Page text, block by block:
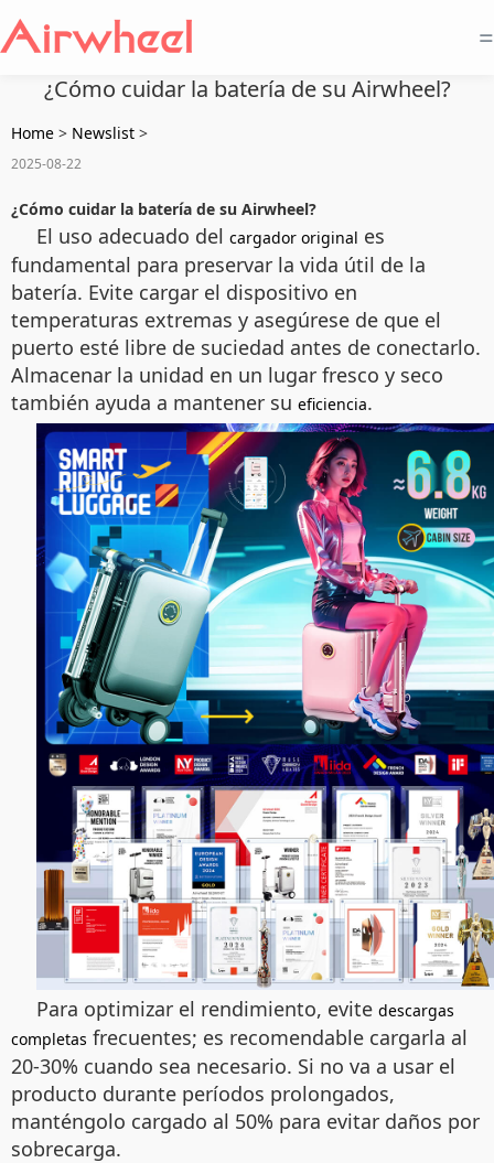
=
¿Cómo cuidar la batería de su Airwheel?
Home > Newslist >
2025-08-22
¿Cómo cuidar la batería de su Airwheel?
El uso adecuado del cargador original es
fundamental para preservar la vida útil de la
batería. Evite cargar el dispositivo en
temperaturas extremas y asegúrese de que el
puerto esté libre de suciedad antes de conectarlo.
Almacenar la unidad en un lugar fresco y seco
también ayuda a mantener su eficiencia.
Para optimizar el rendimiento, evite descargas
completas frecuentes; es recomendable cargarla al
20-30% cuando sea necesario. Si no va a usar el
producto durante períodos prolongados,
manténgolo cargado al 50% para evitar daños por
sobrecarga.